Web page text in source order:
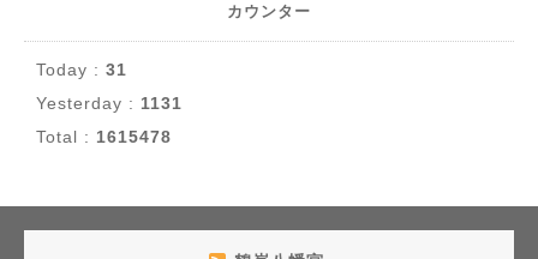
カウンター
Today : 31
Yesterday : 1131
Total : 1615478